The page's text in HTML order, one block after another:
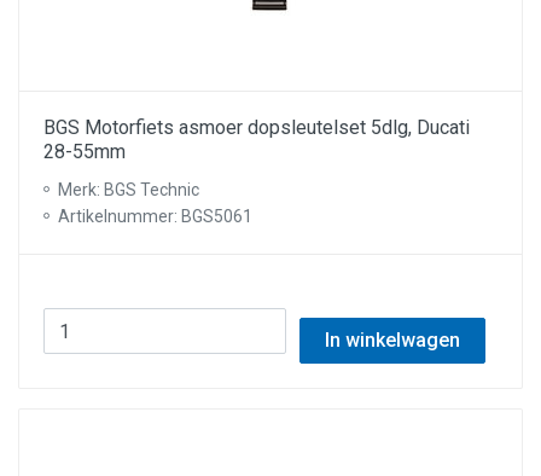
BGS Motorfiets asmoer dopsleutelset 5dlg, Ducati
28-55mm
Merk: BGS Technic
Artikelnummer: BGS5061
In winkelwagen